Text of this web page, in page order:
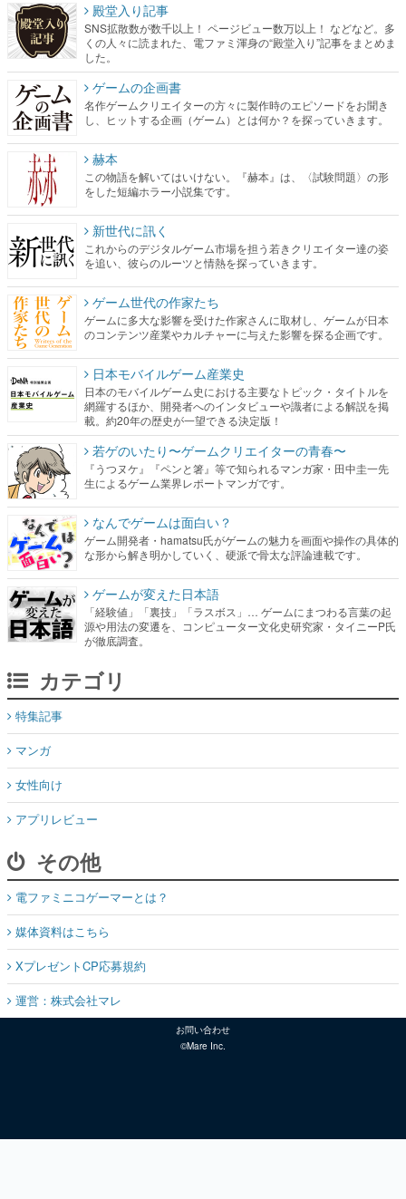
殿堂入り記事
SNS拡散数が数千以上！ ページビュー数万以上！ などなど。多
くの人々に読まれた、電ファミ渾身の“殿堂入り”記事をまとめま
した。
ゲームの企画書
名作ゲームクリエイターの方々に製作時のエピソードをお聞き
し、ヒットする企画（ゲーム）とは何か？を探っていきます。
赫本
この物語を解いてはいけない。『赫本』は、〈試験問題〉の形
をした短編ホラー小説集です。
新世代に訊く
これからのデジタルゲーム市場を担う若きクリエイター達の姿
を追い、彼らのルーツと情熱を探っていきます。
ゲーム世代の作家たち
ゲームに多大な影響を受けた作家さんに取材し、ゲームが日本
のコンテンツ産業やカルチャーに与えた影響を探る企画です。
日本モバイルゲーム産業史
日本のモバイルゲーム史における主要なトピック・タイトルを
網羅するほか、開発者へのインタビューや識者による解説を掲
載。約20年の歴史が一望できる決定版！
若ゲのいたり〜ゲームクリエイターの青春〜
『うつヌケ』『ペンと箸』等で知られるマンガ家・田中圭一先
生によるゲーム業界レポートマンガです。
なんでゲームは面白い？
ゲーム開発者・hamatsu氏がゲームの魅力を画面や操作の具体的
な形から解き明かしていく、硬派で骨太な評論連載です。
ゲームが変えた日本語
「経験値」「裏技」「ラスボス」… ゲームにまつわる言葉の起
源や用法の変遷を、コンピューター文化史研究家・タイニーP氏
が徹底調査。
カテゴリ
特集記事
マンガ
女性向け
アプリレビュー
その他
電ファミニコゲーマーとは？
媒体資料はこちら
XプレゼントCP応募規約
運営：株式会社マレ
お問い合わせ
©Mare Inc.